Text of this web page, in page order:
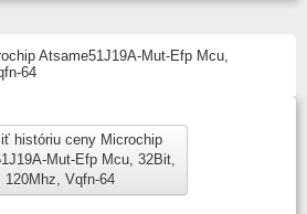
Atsame51J19A-Mut-Efp Mcu,
64
históriu ceny Microchip
Mut-Efp Mcu, 32Bit,
120Mhz, Vqfn-64